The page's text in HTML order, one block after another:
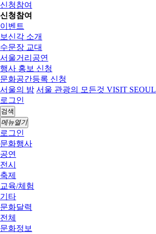
신청참여
신청참여
이벤트
보신각 소개
수문장 교대
서울거리공연
행사 홍보 신청
문화공간등록 신청
서울의 밤 서울 관광의 모든것 VISIT SEOUL
로그인
검색
메뉴열기
로그인
문화행사
공연
전시
축제
교육/체험
기타
문화달력
전체
문화정보